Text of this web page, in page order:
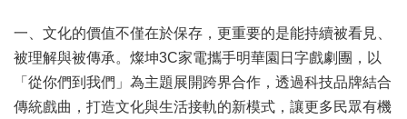
局
業
務
項
一、文化的價值不僅在於保存，更重要的是能持續被看見、
被理解與被傳承。燦坤3C家電攜手明華園日字戲劇團，以
「從你們到我們」為主題展開跨界合作，透過科技品牌結合
傳統戲曲，打造文化與生活接軌的新模式，讓更多民眾有機